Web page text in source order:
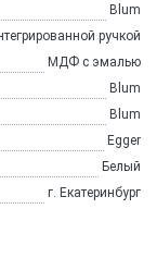
Blum
ручкой
МДФ с эмалью
Blum
Blum
Egger
Белый
г. Екатеринбург